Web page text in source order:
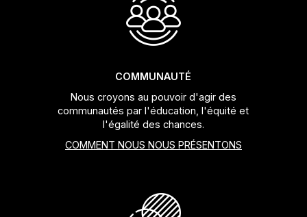
COMMUNAUTÉ
Nous croyons au pouvoir d'agir des
communautés par l'éducation, l'équité et
l'égalité des chances.
COMMENT NOUS NOUS PRÉSENTONS